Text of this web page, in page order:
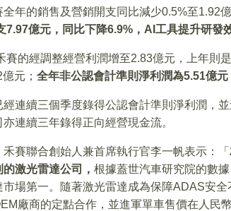
年的銷售及營銷開支同比減少0.5%至1.92
7.97億元，同比下降6.9%，AI工具提升研發
賽的經調整經營利潤增至2.83億元，上年則
元； 全年非公認會計準則淨利潤為5.51億元
連續三個季度錄得公認會計準則淨利潤，
連續三年錄得正向經營現金流。
賽聯合創始人兼首席執行官李一帆表示：「
激光雷達公司， 根據蓋世汽車研究院的數
場第一。隨著激光雷達成為保障ADAS安
廠商的定點合作，並進軍單車售價在人民